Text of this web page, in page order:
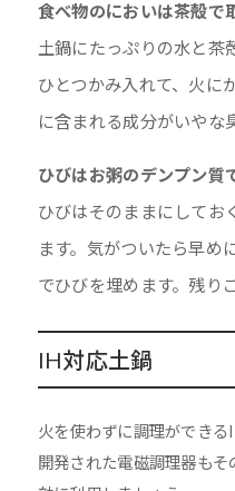
食べ物のにおいは茶殻で
土鍋にたっぷりの水と茶
ひとつかみ入れて、火に
に含まれる成分がいやな
ひびはお粥のデンプン質
ひびはそのままにしてお
ます。気がついたら早め
でひびを埋めます。残り
IH対応土鍋
火を使わずに調理ができ
開発された電磁調理器も